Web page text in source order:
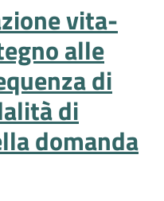
vita-
alle
di
di
domanda